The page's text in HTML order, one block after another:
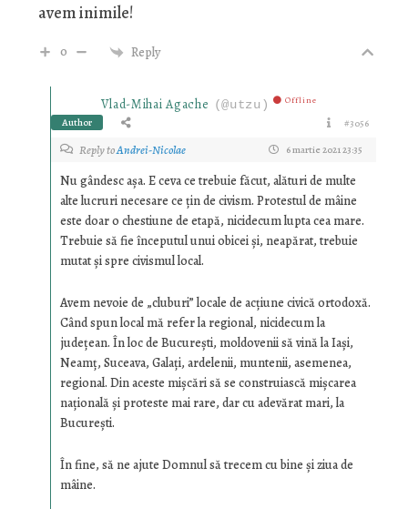
avem inimile!
0 Reply
Vlad-Mihai Agache (@utzu) Offline
Author #3056
Reply toAndrei-Nicolae 6 martie 2021 23:35
Nu gândesc așa. E ceva ce trebuie făcut, alături de multe
alte lucruri necesare ce țin de civism. Protestul de mâine
este doar o chestiune de etapă, nicidecum lupta cea mare.
Trebuie să fie începutul unui obicei și, neapărat, trebuie
mutat și spre civismul local.
Avem nevoie de „cluburi” locale de acțiune civică ortodoxă.
Când spun local mă refer la regional, nicidecum la
județean. În loc de București, moldovenii să vină la Iași,
Neamț, Suceava, Galați, ardelenii, muntenii, asemenea,
regional. Din aceste mișcări să se construiască mișcarea
națională și proteste mai rare, dar cu adevărat mari, la
București.
În fine, să ne ajute Domnul să trecem cu bine și ziua de
mâine.